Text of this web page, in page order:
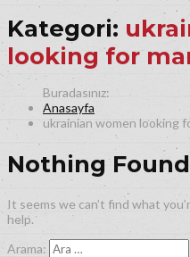
Kategori:
looking for
Anasayfa
ukrainian women looking
Nothing Found
It seems we can’t find what
help.
Arama: